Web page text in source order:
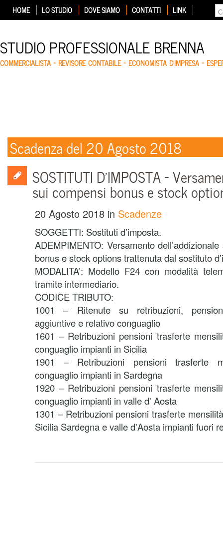
HOME LO STUDIO DOVE SIAMO CONTATTI LINK
STUDIO PROFESSIONALE BRENNA
COMMERCIALISTA – REVISORE CONTABILE – ECONOMISTA D'IMPRESA –
Scadenza del 20 Agosto 2018
SOSTITUTI D’IMPOSTA –
sui compensi bonus e stock
20 Agosto 2018 in Scadenze
SOGGETTI: Sostituti d’imposta.
ADEMPIMENTO: Versamento
bonus e stock options trattenuta dal sostituto
MODALITA’: Modello F24 con modalità
tramite intermediario.
CODICE TRIBUTO:
1001 – Ritenute su retribuzioni,
aggiuntive e relativo conguaglio
1601 – Retribuzioni pensioni trasferte
conguaglio impianti in Sicilia
1901 – Retribuzioni pensioni trasferte
conguaglio impianti in Sardegna
1920 – Retribuzioni pensioni trasferte
conguaglio impianti in valle d' Aosta
1301 – Retribuzioni pensioni trasferte
Sicilia Sardegna e valle d'Aosta impianti fuori